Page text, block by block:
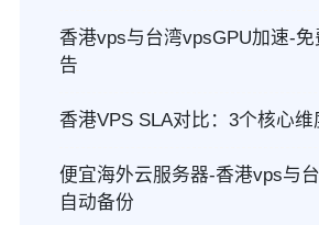
香港vps与台湾vpsGPU加速-
告
香港VPS SLA对比：3个核心
便宜海外云服务器-香港vps与
自动备份